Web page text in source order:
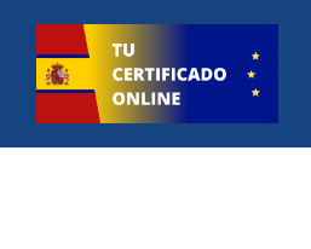
contenido